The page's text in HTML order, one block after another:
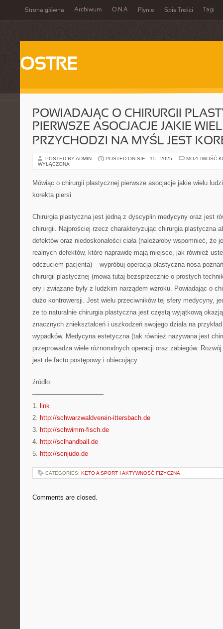
Strona główna Archiwum O.N.A Płynie Spis Treści Tagi
OSTRE
POWIADAJĄC O CHIRURGII
PIERWSZE ASOCJACJE JAKIE
PRZYCHODZI NA MYŚL JEST
POSTED BY ADMIN POSTED ON SIE - 15 - 2025
MOŻLIWOŚĆ
WYŁĄCZONA
Mówiąc o chirurgii plastycznej pierwsze asocjacje jakie wielu
korekta piersi
Chirurgia plastyczna jest jedną z dyscyplin medycyny oraz jest
chirurgii. Najprościej rzecz charakteryzując chirurgia plastyczna
defektów oraz niedoskonałości ciała (należałoby wspomnieć, że
realnych defektów, które naprawdę mają miejsce, jak również
odczuciem pacjenta) – wypróbuj operacja plastyczna nosa
chirurgii plastycznej (mowa tutaj bezsprzecznie o prostych
ery i związane były z ludzkim narządem wzroku. Powiadając o
dużo kontrowersji. Jest wielu przeciwników tej sfery medycyny,
że to naturalnie chirurgia plastyczna jest częstą wyjątkową
znacznych zniekształceń i uszkodzeń swojego działa na
wypadków. Medycyna estetyczna (tak również nazywana jest
przeprowadza wiele różnorodnych operacji oraz zabiegów.
jest de facto postępowy i obiecujący.
źródło:
———————————
1. link
2. http://schwarzwaldverein-ittersbach.de
3. http://schwimm-fisch.de
4. http://sclhandball.de
5. http://scnjudo.de
CATEGORIES: KETO A SPORT I AKTYWNOŚĆ FIZYCZNA
Comments are closed.